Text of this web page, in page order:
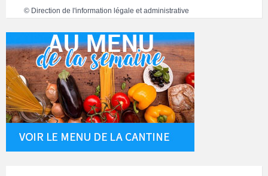
© Direction de l'information légale et administrative